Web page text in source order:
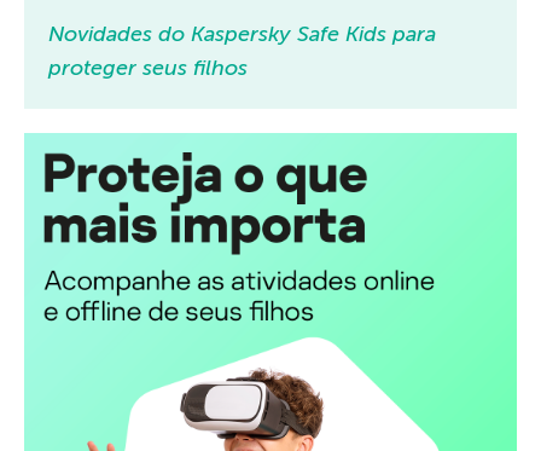
Novidades do Kaspersky Safe Kids para
proteger seus filhos